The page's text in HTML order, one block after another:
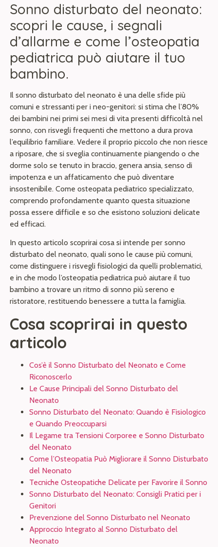
Sonno disturbato del neonato:
scopri le cause, i segnali
d’allarme e come l’osteopatia
pediatrica può aiutare il tuo
bambino.
Il sonno disturbato del neonato è una delle sfide più
comuni e stressanti per i neo-genitori: si stima che l’80%
dei bambini nei primi sei mesi di vita presenti difficoltà nel
sonno, con risvegli frequenti che mettono a dura prova
l’equilibrio familiare. Vedere il proprio piccolo che non riesce
a riposare, che si sveglia continuamente piangendo o che
dorme solo se tenuto in braccio, genera ansia, senso di
impotenza e un affaticamento che può diventare
insostenibile. Come osteopata pediatrico specializzato,
comprendo profondamente quanto questa situazione
possa essere difficile e so che esistono soluzioni delicate
ed efficaci.
In questo articolo scoprirai cosa si intende per sonno
disturbato del neonato, quali sono le cause più comuni,
come distinguere i risvegli fisiologici da quelli problematici,
e in che modo l’osteopatia pediatrica può aiutare il tuo
bambino a trovare un ritmo di sonno più sereno e
ristoratore, restituendo benessere a tutta la famiglia.
Cosa scoprirai in questo
articolo
Cos’è il Sonno Disturbato del Neonato e Come
Riconoscerlo
Le Cause Principali del Sonno Disturbato del
Neonato
Sonno Disturbato del Neonato: Quando è Fisiologico
e Quando Preoccuparsi
Il Legame tra Tensioni Corporee e Sonno Disturbato
del Neonato
Come l’Osteopatia Può Migliorare il Sonno Disturbato
del Neonato
Tecniche Osteopatiche Delicate per Favorire il Sonno
Sonno Disturbato del Neonato: Consigli Pratici per i
Genitori
Prevenzione del Sonno Disturbato nel Neonato
Approccio Integrato al Sonno Disturbato del
Neonato